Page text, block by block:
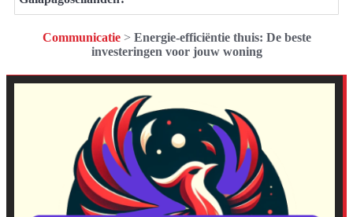
Communicatie> Energie-efficiëntie thuis: De beste
investeringen voor jouw woning